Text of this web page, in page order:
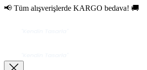
📢 Tüm alışverişlerde KARGO bedava! 🚚